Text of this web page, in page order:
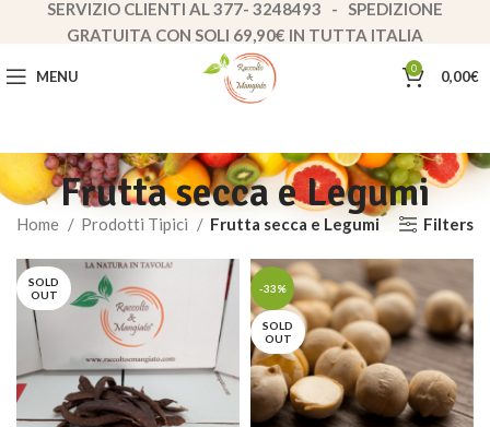
MENU 0 0,00€
Frutta secca e Legumi
Home Prodotti Tipici Frutta secca e Legumi Filters
SOLD
OUT
-33%
SOLD
OUT
SERVIZIO CLIENTI AL 377- 3248493 - SPEDIZIONE
GRATUITA CON SOLI 69,90€ IN TUTTA ITALIA